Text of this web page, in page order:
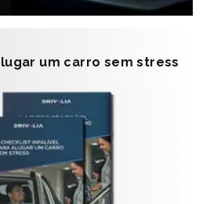
um carro sem stress